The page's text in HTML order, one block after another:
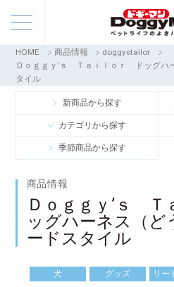
商品情報
映像ギャラリー
知る・楽しむ
お客様窓口・Q＆A
会社情報
HOME 商品情報
doggystailor
Ｄｏｇｇｙ’ｓ Ｔａｉｌｏｒ ドッグハ
タイル
新商品から探す
カテゴリから探す
季節商品から探す
商品情報
Ｄｏｇｇｙ’ｓ
ッグハーネス（
ードスタイル
犬 グッズ リー